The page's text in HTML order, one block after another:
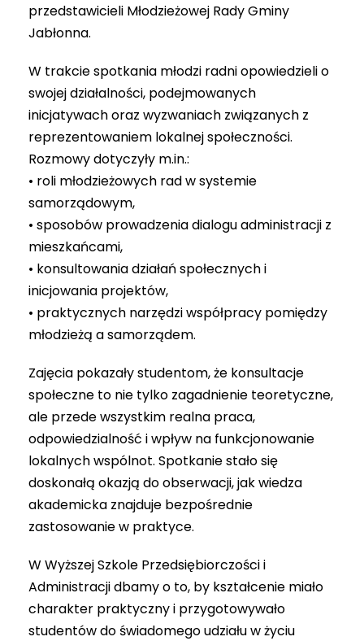
przedstawicieli Młodzieżowej Rady Gminy
Jabłonna.
W trakcie spotkania młodzi radni opowiedzieli o
swojej działalności, podejmowanych
inicjatywach oraz wyzwaniach związanych z
reprezentowaniem lokalnej społeczności.
Rozmowy dotyczyły m.in.:
• roli młodzieżowych rad w systemie
samorządowym,
• sposobów prowadzenia dialogu administracji z
mieszkańcami,
• konsultowania działań społecznych i
inicjowania projektów,
• praktycznych narzędzi współpracy pomiędzy
młodzieżą a samorządem.
Zajęcia pokazały studentom, że konsultacje
społeczne to nie tylko zagadnienie teoretyczne,
ale przede wszystkim realna praca,
odpowiedzialność i wpływ na funkcjonowanie
lokalnych wspólnot. Spotkanie stało się
doskonałą okazją do obserwacji, jak wiedza
akademicka znajduje bezpośrednie
zastosowanie w praktyce.
W Wyższej Szkole Przedsiębiorczości i
Administracji dbamy o to, by kształcenie miało
charakter praktyczny i przygotowywało
studentów do świadomego udziału w życiu